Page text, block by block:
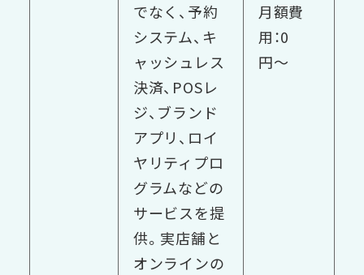
でなく、予約
システム、キ
ャッシュレス
決済、POSレ
ジ、ブランド
アプリ、ロイ
ヤリティプロ
グラムなどの
サービスを提
供。実店舗と
オンラインの
月額費
用：0
円〜